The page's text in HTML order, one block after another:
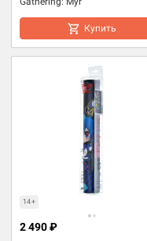
Купить
14+
2 490 ₽